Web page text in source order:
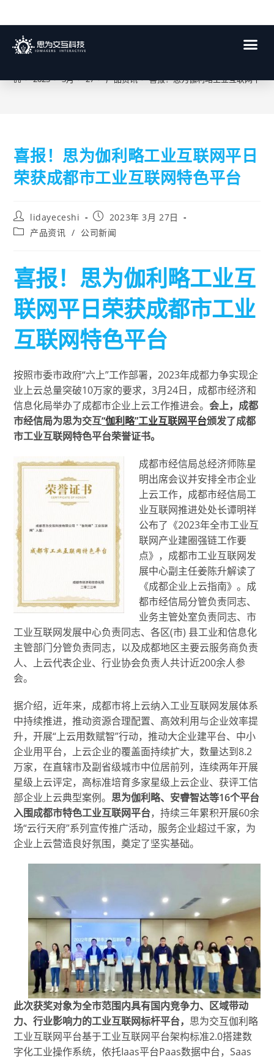
博客
> 2023 > 3月 > 27 > 产品资讯 > 喜报！思为伽利略工业互联网平日
喜报！思为伽利略工业互联网平日
荣获成都市工业互联网特色平台
lidayeceshi
2023年 3月 27日
产品资讯 / 公司新闻
喜报！思为伽利略工业互
联网平日荣获成都市工业
互联网特色平台
按照市委市政府“六上”工作部署，2023年成都力争实现企
业上云总量突破10万家的要求，3月24日，成都市经济和
信息化局举办了成都市企业上云工作推进会。会上，成都
市经信局为思为交互“伽利略”工业互联网平台颁发了成都
市工业互联网特色平台荣誉证书。
成都市经信局总经济师陈星
明出席会议并安排全市企业
上云工作，成都市经信局工
业互联网推进处处长谭明祥
公布了《2023年全市工业互
联网产业建圈强链工作要
点》，成都市工业互联网发
展中心副主任姜陈升解读了
《成都企业上云指南》。成
都市经信局分管负责同志、
业务主管处室负责同志、市
工业互联网发展中心负责同志、各区(市) 县工业和信息化
主管部门分管负责同志，以及成都地区主要云服务商负责
人、上云代表企业、行业协会负责人共计近200余人参
会。
据介绍，近年来，成都市将上云纳入工业互联网发展体系
中持续推进，推动资源合理配置、高效利用与企业效率提
升，开展“上云用数赋智”行动，推动大企业建平台、中小
企业用平台，上云企业的覆盖面持续扩大，数量达到8.2
万家，在直辖市及副省级城市中位居前列，连续两年开展
星级上云评定，高标准培育多家星级上云企业、获评工信
部企业上云典型案例。思为伽利略、安睿智达等16个平台
入围成都市特色工业互联网平台，持续三年累积开展60余
场“云行天府”系列宣传推广活动，服务企业超过千家，为
企业上云营造良好氛围，奠定了坚实基础。
此次获奖对象为全市范围内具有国内竞争力、区域带动
力、行业影响力的工业互联网标杆平台， 思为交互伽利略
工业互联网平台基于工业互联网平台架构标准2.0搭建数
字化工业操作系统，依托Iaas平台Paas数据中台，Saas